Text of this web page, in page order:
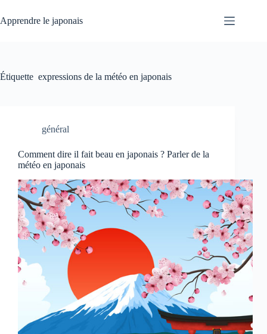
au
contenu
Apprendre le japonais
Étiquette expressions de la météo en japonais
général
Comment dire il fait beau en japonais ? Parler de la
météo en japonais